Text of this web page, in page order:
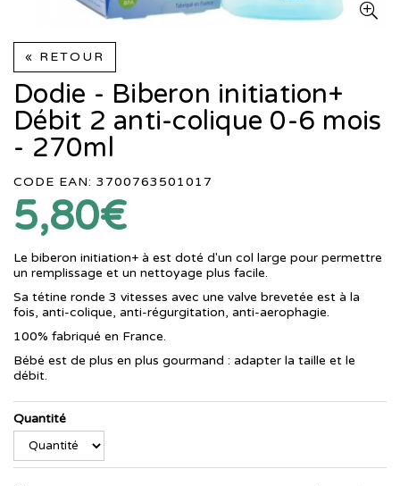
« RETOUR
Dodie - Biberon initiation+
Débit 2 anti-colique 0-6 mois
- 270ml
CODE EAN: 3700763501017
5,80€
Le biberon initiation+ à est doté d'un col large pour permettre
un remplissage et un nettoyage plus facile.
Sa tétine ronde 3 vitesses avec une valve brevetée est à la
fois, anti-colique, anti-régurgitation, anti-aerophagie.
100% fabriqué en France.
Bébé est de plus en plus gourmand : adapter la taille et le
débit.
Quantité